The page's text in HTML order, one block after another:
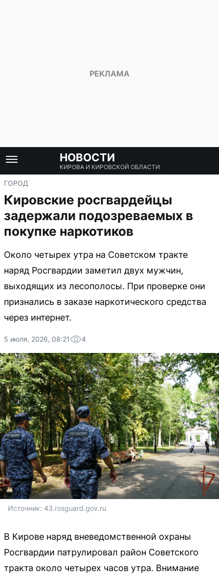
НОВОСТИ
КИРОВА И КИРОВСКОЙ ОБЛАСТИ
ГОРОД
Кировские росгвардейцы
задержали подозреваемых в
покупке наркотиков
Около четырех утра на Советском тракте
наряд Росгвардии заметил двух мужчин,
выходящих из лесополосы. При проверке они
признались в заказе наркотического средства
через интернет.
5 июля, 2026, 08:21 4
Источник: 43.rosguard.gov.ru
В Кирове наряд вневедомственной охраны
Росгвардии патрулировал район Советского
тракта около четырех часов утра. Внимание